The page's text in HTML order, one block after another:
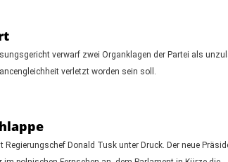
verwarf zwei Organklagen der Partei als
verletzt worden sein soll.
Donald Tusk unter Druck. Der neue